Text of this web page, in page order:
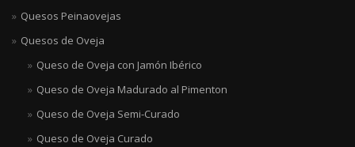
Quesos Peinaovejas
Quesos de Oveja
Queso de Oveja con Jamón Ibérico
Queso de Oveja Madurado al Pimenton
Queso de Oveja Semi-Curado
Queso de Oveja Curado